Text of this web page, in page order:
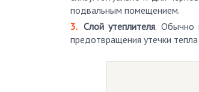
подвальным помещением.
Слой утеплителя. Обычно
предотвращения утечки